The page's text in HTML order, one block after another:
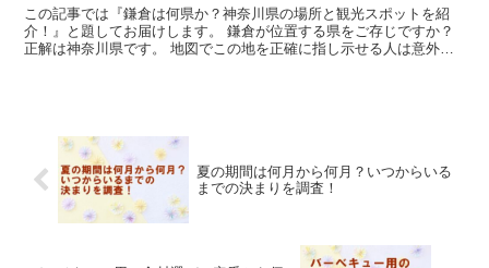
この記事では『鎌倉は何県か？神奈川県の場所と観光スポットを紹
介！』と題してお届けします。 鎌倉が位置する県をご存じですか？
正解は神奈川県です。 地図でこの地を正確に指し示せる人は意外に
夏の期間は何月から何月？いつからいる
までの決まりを調査！